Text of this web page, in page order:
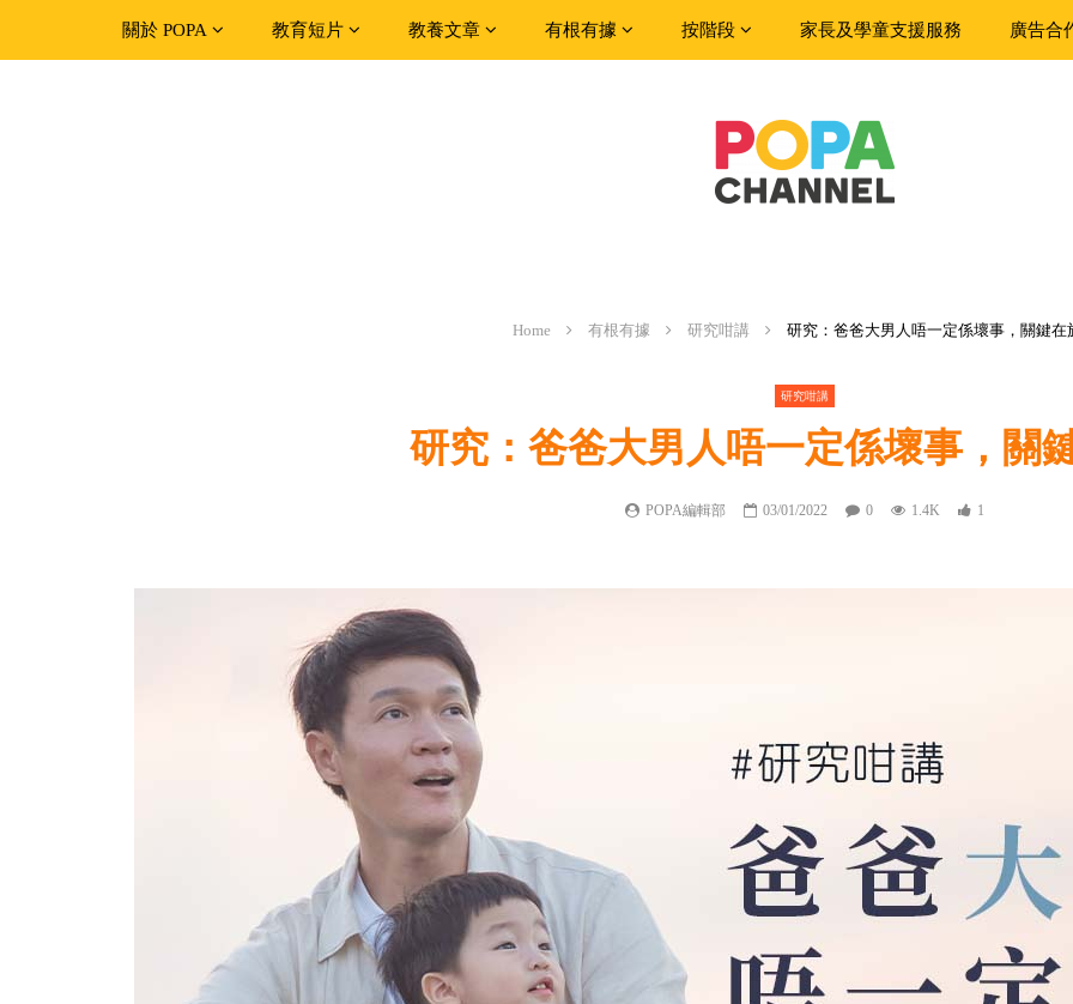
關於 POPA 教育短片 教養文章 有根有據 按階段 家長及學童支援服務 廣告合
Home 有根有據 研究咁講 研究：爸爸大男人唔一定係壞事，關鍵
研究咁講
研究：爸爸大男人唔一定係壞事，關
POPA編輯部 03/01/2022 0 1.4K 1